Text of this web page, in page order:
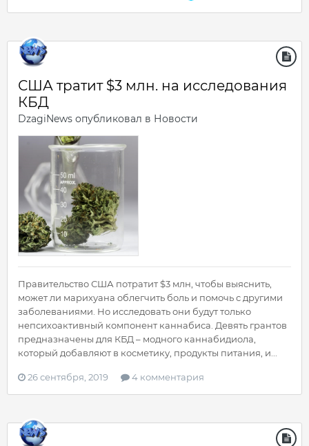
США тратит $3 млн. на исследования
КБД
DzagiNews опубликовал в Новости
Правительство США потратит $3 млн, чтобы выяснить,
может ли марихуана облегчить боль и помочь с другими
заболеваниями. Но исследовать они будут только
непсихоактивный компонент каннабиса. Девять грантов
предназначены для КБД – модного каннабидиола,
который добавляют в косметику, продукты питания, и...
26 сентября, 2019 4 комментария